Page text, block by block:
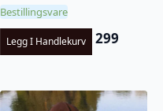
Bestillingsvare
Legg I Handlekurv 299